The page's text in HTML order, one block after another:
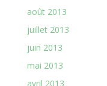
août 2013
juillet 2013
juin 2013
mai 2013
avril 2013